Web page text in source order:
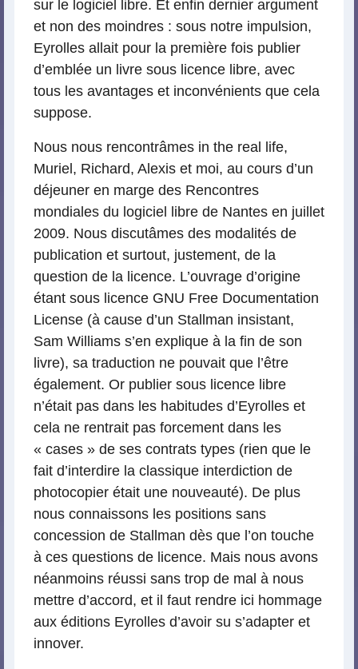
sur le logiciel libre. Et enfin dernier argument
et non des moindres : sous notre impulsion,
Eyrolles allait pour la première fois publier
d’emblée un livre sous licence libre, avec
tous les avantages et inconvénients que cela
suppose.
Nous nous rencontrâmes in the real life,
Muriel, Richard, Alexis et moi, au cours d’un
déjeuner en marge des Rencontres
mondiales du logiciel libre de Nantes en juillet
2009. Nous discutâmes des modalités de
publication et surtout, justement, de la
question de la licence. L’ouvrage d’origine
étant sous licence GNU Free Documentation
License (à cause d’un Stallman insistant,
Sam Williams s’en explique à la fin de son
livre), sa traduction ne pouvait que l’être
également. Or publier sous licence libre
n’était pas dans les habitudes d’Eyrolles et
cela ne rentrait pas forcement dans les
« cases » de ses contrats types (rien que le
fait d’interdire la classique interdiction de
photocopier était une nouveauté). De plus
nous connaissons les positions sans
concession de Stallman dès que l’on touche
à ces questions de licence. Mais nous avons
néanmoins réussi sans trop de mal à nous
mettre d’accord, et il faut rendre ici hommage
aux éditions Eyrolles d’avoir su s’adapter et
innover.